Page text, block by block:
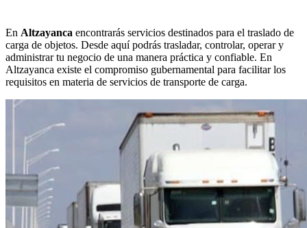
En Altzayanca encontrarás servicios destinados para el traslado de
carga de objetos. Desde aquí podrás trasladar, controlar, operar y
administrar tu negocio de una manera práctica y confiable. En
Altzayanca existe el compromiso gubernamental para facilitar los
requisitos en materia de servicios de transporte de carga.